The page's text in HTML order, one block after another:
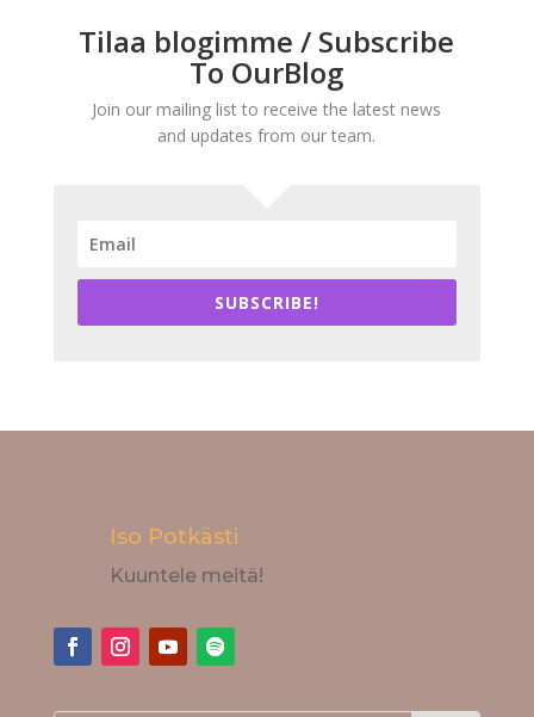
Tilaa blogimme / Subscribe
To OurBlog
Join our mailing list to receive the latest news
and updates from our team.
SUBSCRIBE!
Iso Potkästi
Kuuntele meitä!